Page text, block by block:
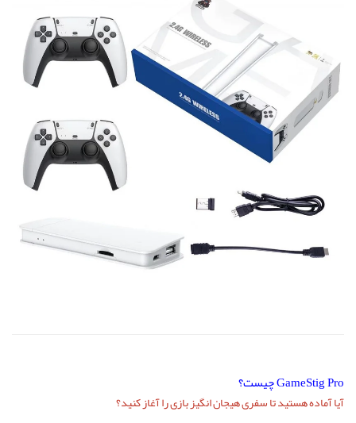
GameStig Pro چیست؟
آیا آماده هستید تا سفری هیجان انگیز بازی را آغاز کنید؟